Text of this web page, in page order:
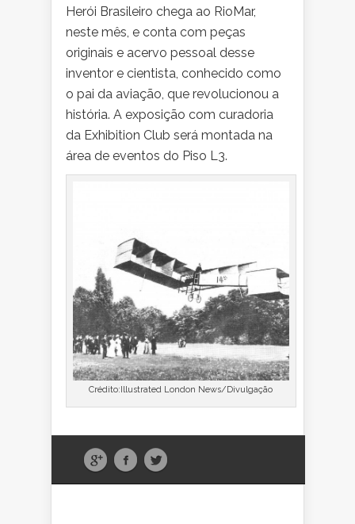
Herói Brasileiro chega ao RioMar,
neste mês, e conta com peças
originais e acervo pessoal desse
inventor e cientista, conhecido como
o pai da aviação, que revolucionou a
história. A exposição com curadoria
da Exhibition Club será montada na
área de eventos do Piso L3.
Crédito:Illustrated London News/Divulgação